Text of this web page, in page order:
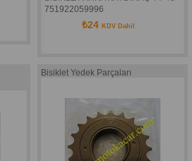
751922059996
₺24 KDV Dahil
Bisiklet Yedek Parçaları